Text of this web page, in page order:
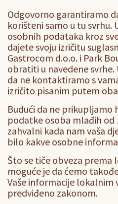
Odgovorno garantiramo
korišteni samo u tu svrhu.
osobnih podataka kroz
dajete svoju izričitu
Gastrocom d.o.o. i Park
obratiti u navedene svrhe.
da ne kontaktiramo s
izričito pisanim putem
Budući da ne prikupljamo
podatke osoba mlađih od
zahvalni kada nam vaša
bilo kakve osobne
Što se tiče obveza prema
moguće je da ćemo
Vaše informacije lokalnim
predviđeno zakonom.